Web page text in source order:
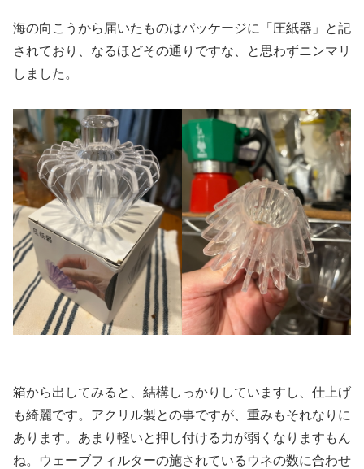
海の向こうから届いたものはパッケージに「圧紙器」と記
されており、なるほどその通りですな、と思わずニンマリ
しました。
箱から出してみると、結構しっかりしていますし、仕上げ
も綺麗です。アクリル製との事ですが、重みもそれなりに
あります。あまり軽いと押し付ける力が弱くなりますもん
ね。ウェーブフィルターの施されているウネの数に合わせ